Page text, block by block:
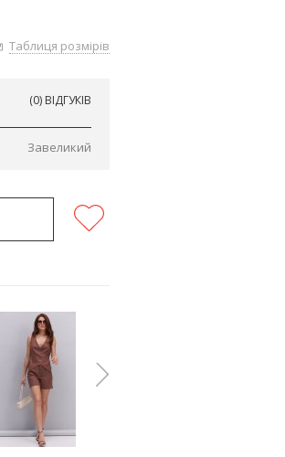
Таблиця розмірів
(0) ВІДГУКІВ
Завеликий